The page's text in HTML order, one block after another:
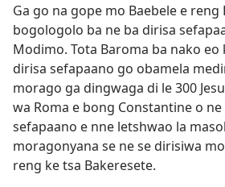
Ga go na gope mo Baebele e reng
bogologolo ba ne ba dirisa
Modimo. Tota Baroma ba nako eo
dirisa sefapaano go obamela
morago ga dingwaga di le 300
wa Roma e bong Constantine o
sefapaano e nne letshwao la
moragonyana se ne se dirisiwa
reng ke tsa Bakeresete.